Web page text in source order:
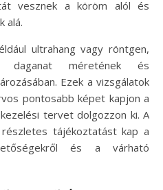
vesznek a köröm alól és
alá.
ultrahang vagy röntgen,
daganat méretének és
Ezek a vizsgálatok
pontosabb képet kapjon a
tervet dolgozzon ki. A
tájékoztatást kap a
és a várható